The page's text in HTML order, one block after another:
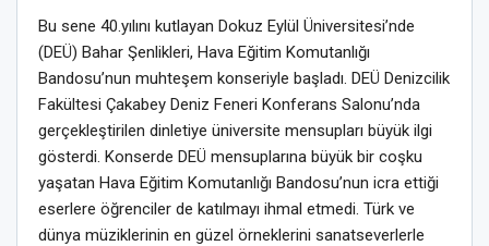
Bu sene 40.yılını kutlayan Dokuz Eylül Üniversitesi’nde
(DEÜ) Bahar Şenlikleri, Hava Eğitim Komutanlığı
Bandosu’nun muhteşem konseriyle başladı. DEÜ Denizcilik
Fakültesi Çakabey Deniz Feneri Konferans Salonu’nda
gerçekleştirilen dinletiye üniversite mensupları büyük ilgi
gösterdi. Konserde DEÜ mensuplarına büyük bir coşku
yaşatan Hava Eğitim Komutanlığı Bandosu’nun icra ettiği
eserlere öğrenciler de katılmayı ihmal etmedi. Türk ve
dünya müziklerinin en güzel örneklerini sanatseverlerle